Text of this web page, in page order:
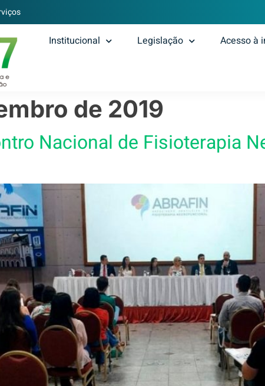
Institucional Legislação Acesso à
de 2019
Nacional de Fisioterapia